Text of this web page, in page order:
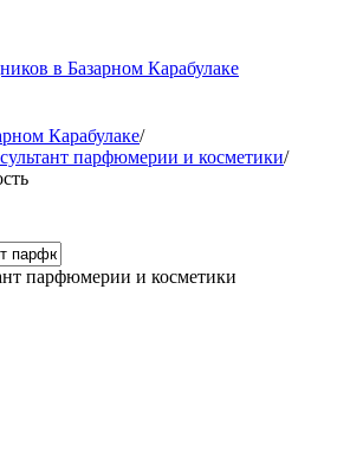
в Базарном Карабулаке
Карабулаке/
парфюмерии и косметики/
парфюмерии и косметики